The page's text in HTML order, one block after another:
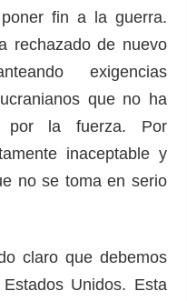
fin a la guerra.
rechazado de nuevo
exigencias
que no ha
por la fuerza. Por
inaceptable y
no se toma en serio
claro que debemos
Unidos. Esta